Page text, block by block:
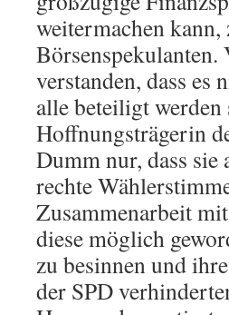
weitermachen
Börsenspekulanten.
verstanden, dass es
alle beteiligt
Hoffnungsträgerin
Dumm nur, dass
rechte
Zusammenarbeit
diese möglich
zu besinnen und
der SPD